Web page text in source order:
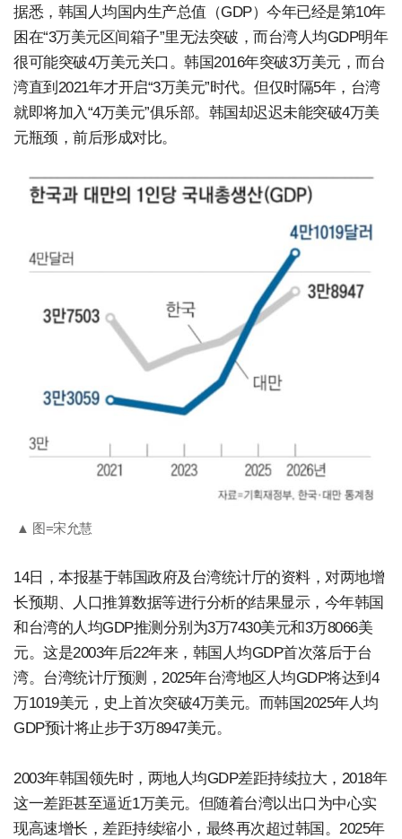
据悉，韩国人均国内生产总值（GDP）今年已经是第10年
困在“3万美元区间箱子”里无法突破，而台湾人均GDP明年
很可能突破4万美元关口。韩国2016年突破3万美元，而台
湾直到2021年才开启“3万美元”时代。但仅时隔5年，台湾
就即将加入“4万美元”俱乐部。韩国却迟迟未能突破4万美
元瓶颈，前后形成对比。
▲ 图=宋允慧
14日，本报基于韩国政府及台湾统计厅的资料，对两地增
长预期、人口推算数据等进行分析的结果显示，今年韩国
和台湾的人均GDP推测分别为3万7430美元和3万8066美
元。这是2003年后22年来，韩国人均GDP首次落后于台
湾。台湾统计厅预测，2025年台湾地区人均GDP将达到4
万1019美元，史上首次突破4万美元。而韩国2025年人均
GDP预计将止步于3万8947美元。
2003年韩国领先时，两地人均GDP差距持续拉大，2018年
这一差距甚至逼近1万美元。但随着台湾以出口为中心实
现高速增长，差距持续缩小，最终再次超过韩国。2025年